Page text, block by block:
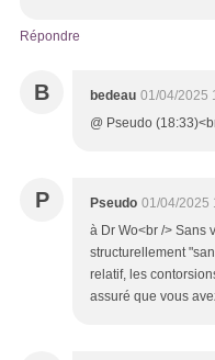
Répondre
B bedeau 01/04/2025
@ Pseudo
P Pseudo 01/04/2025
à Dr Wo<br /> Sans
structurellement
relatif, les
assuré que vous